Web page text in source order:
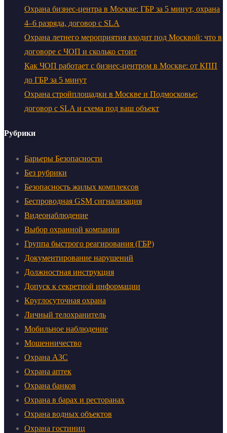
Охрана бизнес-центра в Москве: ГБР за 5 минут, охрана
4–6 разряда, договор с SLA
Охрана летнего мероприятия входит под Москвой: что в
договоре с ЧОП и сколько стоит
Как ЧОП работает с бизнес-центром в Москве: от КПП
до ГБР за 5 минут
Охрана стройплощадки в Москве и Подмосковье:
договор с SLA и схема под ваш объект
Рубрики
Барьеры Безопасности
Без рубрики
Безопасность жилых комплексов
Беспроводная GSM сигнализация
Видеонаблюдение
Выбор охранной компании
Группа быстрого реагирования (ГБР)
Документирование нарушений
Должностная инструкция
Допуск к секретной информации
Круглосуточная охрана
Личный телохранитель
Мобильное наблюдение
Мошенничество
Охрана АЗС
Охрана аптек
Охрана банков
Охрана в барах и ресторанах
Охрана водных объектов
Охрана гостиниц